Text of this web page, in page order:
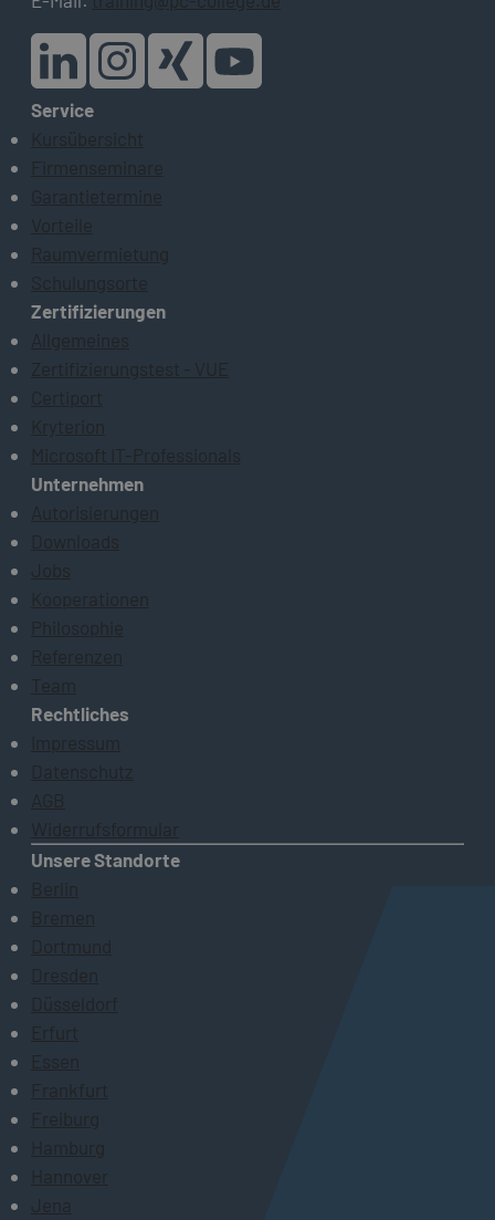
Service
Kursübersicht
Firmenseminare
Garantietermine
Vorteile
Raumvermietung
Schulungsorte
Zertifizierungen
Allgemeines
Zertifizierungstest - VUE
Certiport
Kryterion
Microsoft IT-Professionals
Unternehmen
Autorisierungen
Downloads
Jobs
Kooperationen
Philosophie
Referenzen
Team
Rechtliches
Impressum
Datenschutz
AGB
Widerrufsformular
Unsere Standorte
Berlin
Bremen
Dortmund
Dresden
Düsseldorf
Erfurt
Essen
Frankfurt
Freiburg
Hamburg
Hannover
Jena